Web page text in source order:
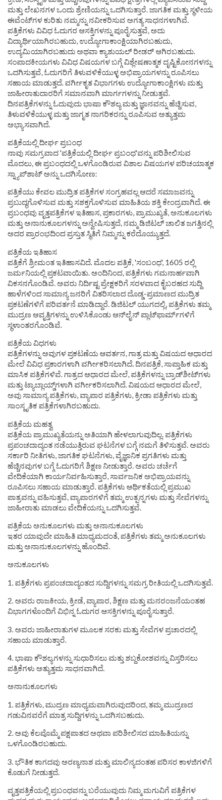
ಮತ್ತು ಲೇಖನಗಳ ಒಂದು ಶ್ರೇಣಿಯನ್ನು ಒದಗಿಸುತ್ತಾರೆ. ಜಾಗತಿಕ ಮತ್ತು ಸ್ಥಳೀಯ
ಈವೆಂಟ್‌ಗಳ ಕುರಿತು ನಮ್ಮನ್ನು ನವೀಕರಿಸುವ ಅಗತ್ಯ ಸಾಧನಗಳಾಗಿವೆ.
ಪತ್ರಿಕೆಗಳು ವಿವಿಧ ಓದುಗರ ಆಸಕ್ತಿಗಳನ್ನು ಪೂರೈಸುತ್ತವೆ, ಅದು
ವಿದ್ಯಾರ್ಥಿಯಾಗಿರಬಹುದು, ಉದ್ಯೋಗಾಕಾಂಕ್ಷಿಯಾಗಿರಬಹುದು,
ಉದ್ಯಮಿಯಾಗಿರಬಹುದು ಅಥವಾ ಕ್ಯಾಶುಯಲ್ ರೀಡರ್ ಆಗಿರಬಹುದು.
ಸಂಪಾದಕೀಯಗಳು ವಿವಿಧ ವಿಷಯಗಳ ಬಗ್ಗೆ ವಿಶ್ಲೇಷಣಾತ್ಮಕ ದೃಷ್ಟಿಕೋನಗಳನ್ನು
ಒದಗಿಸುತ್ತವೆ, ಓದುಗರಿಗೆ ತಿಳುವಳಿಕೆಯುಳ್ಳ ಅಭಿಪ್ರಾಯಗಳನ್ನು ರೂಪಿಸಲು
ಸಹಾಯ ಮಾಡುತ್ತದೆ. ವರ್ಗೀಕೃತ ವಿಭಾಗಗಳು ಉದ್ಯೋಗಾಕಾಂಕ್ಷಿಗಳು ಮತ್ತು
ಜಾಹೀರಾತುದಾರರಿಗೆ ಸಮಾನವಾಗಿ ಮಾರ್ಗಗಳನ್ನು ನೀಡುತ್ತವೆ.
ದಿನಪತ್ರಿಕೆಗಳನ್ನು ಓದುವುದು ಭಾಷಾ ಕೌಶಲ್ಯ ಮತ್ತು ಜ್ಞಾನವನ್ನು ಹೆಚ್ಚಿಸುವ,
ತಿಳುವಳಿಕೆಯುಳ್ಳ ಮತ್ತು ಜಾಗೃತ ನಾಗರಿಕರನ್ನು ರೂಪಿಸುವ ಅತ್ಯುತ್ತಮ
ಅಭ್ಯಾಸವಾಗಿದೆ.
ಪತ್ರಿಕೆಯಲ್ಲಿ ದೀರ್ಘ ಪ್ರಬಂಧ
ನಾವು ಸಮಗ್ರವಾದ 'ಪತ್ರಿಕೆಯಲ್ಲಿ ದೀರ್ಘ ಪ್ರಬಂಧ'ವನ್ನು ಪರಿಶೀಲಿಸುವ
ಮೊದಲು, ಈ ಪ್ರಬಂಧದಲ್ಲಿ ಒಳಗೊಂಡಿರುವ ವಿಶಾಲ ವಿಷಯಗಳ ಪರಿಚಯಾತ್ಮಕ
ಸ್ನ್ಯಾಪ್‌ಶಾಟ್ ಅನ್ನು ಒದಗಿಸೋಣ:
ಪತ್ರಿಕೆಯು ಕೇವಲ ಮುದ್ರಿತ ಪತ್ರಿಕೆಗಳ ಸಂಗ್ರಹವಲ್ಲ ಆದರೆ ಸಮಾಜವನ್ನು
ಪ್ರಬುದ್ಧಗೊಳಿಸುವ ಮತ್ತು ಸಶಕ್ತಗೊಳಿಸುವ ಮಾಹಿತಿಯ ಶಕ್ತಿ ಕೇಂದ್ರವಾಗಿದೆ. ಈ
ಪ್ರಬಂಧವು ವೃತ್ತಪತ್ರಿಕೆಗಳ ಇತಿಹಾಸ, ಪ್ರಕಾರಗಳು, ಪ್ರಾಮುಖ್ಯತೆ, ಅನುಕೂಲಗಳು
ಮತ್ತು ಅನಾನುಕೂಲಗಳನ್ನು ಅನ್ವೇಷಿಸುತ್ತದೆ, ನಮ್ಮ ಡಿಜಿಟಲ್ ಚಾಲಿತ ಜಗತ್ತಿನಲ್ಲಿ
ಅದರ ಪ್ರಾರಂಭದಿಂದ ಪ್ರಸ್ತುತ ಸ್ಥಿತಿಗೆ ನಿಮ್ಮನ್ನು ಕರೆದೊಯ್ಯುತ್ತದೆ.
ಪತ್ರಿಕೆಯ ಇತಿಹಾಸ
ಪತ್ರಿಕೆಗೆ ಶ್ರೀಮಂತ ಇತಿಹಾಸವಿದೆ. ಮೊದಲ ಪತ್ರಿಕೆ, 'ಸಂಬಂಧ', 1605 ರಲ್ಲಿ
ಜರ್ಮನಿಯಲ್ಲಿ ಪ್ರಕಟವಾಯಿತು. ಅಂದಿನಿಂದ, ಪತ್ರಿಕೆಗಳು ಗಮನಾರ್ಹವಾಗಿ
ವಿಕಸನಗೊಂಡಿವೆ. ಅವರು ನಿರ್ದಿಷ್ಟ ಪ್ರೇಕ್ಷಕರಿಗೆ ಸರಳವಾದ ಕೈಬರಹದ ಸುದ್ದಿ
ಹಾಳೆಗಳಿಂದ ಸಾಮಾನ್ಯ ಜನರಿಗೆ ವಿತರಿಸಲಾದ ದೊಡ್ಡ-ಪ್ರಮಾಣದ ಮುದ್ರಿತ
ಪ್ರಕಟಣೆಗಳಿಗೆ ಪರಿವರ್ತನೆ ಮಾಡಿದ್ದಾರೆ. ಡಿಜಿಟಲ್ ಯುಗದಲ್ಲಿ, ಪತ್ರಿಕೆಗಳು ತಮ್ಮ
ಮುದ್ರಣ ಆವೃತ್ತಿಗಳನ್ನು ಉಳಿಸಿಕೊಂಡು ಆನ್‌ಲೈನ್ ಪ್ಲಾಟ್‌ಫಾರ್ಮ್‌ಗಳಿಗೆ
ಸ್ಥಳಾಂತರಗೊಂಡಿವೆ.
ಪತ್ರಿಕೆಯ ವಿಧಗಳು
ಪತ್ರಿಕೆಗಳನ್ನು ಅವುಗಳ ಪ್ರಕಟಣೆಯ ಆವರ್ತನ, ಗಾತ್ರ ಮತ್ತು ವಿಷಯದ ಆಧಾರದ
ಮೇಲೆ ವಿವಿಧ ಪ್ರಕಾರಗಳಾಗಿ ವರ್ಗೀಕರಿಸಲಾಗಿದೆ. ದಿನಪತ್ರಿಕೆ, ಸಾಪ್ತಾಹಿಕ ಮತ್ತು
ಮಾಸಿಕ ಪತ್ರಿಕೆಗಳಿವೆ. ಗಾತ್ರದ ಆಧಾರದ ಮೇಲೆ, ಪತ್ರಿಕೆಗಳನ್ನು ಬ್ರಾಡ್‌ಶೀಟ್‌ಗಳು
ಮತ್ತು ಟ್ಯಾಬ್ಲಾಯ್ಡ್‌ಗಳಾಗಿ ವರ್ಗೀಕರಿಸಲಾಗಿದೆ. ವಿಷಯದ ಆಧಾರದ ಮೇಲೆ,
ಅವು ಸಾಮಾನ್ಯ ಪತ್ರಿಕೆಗಳು, ವ್ಯಾಪಾರ ಪತ್ರಿಕೆಗಳು, ಕ್ರೀಡಾ ಪತ್ರಿಕೆಗಳು ಮತ್ತು
ಸಾಂಸ್ಕೃತಿಕ ಪತ್ರಿಕೆಗಳಾಗಿರಬಹುದು.
ಪತ್ರಿಕೆಯ ಮಹತ್ವ
ಪತ್ರಿಕೆಯ ಪ್ರಾಮುಖ್ಯತೆಯನ್ನು ಅತಿಯಾಗಿ ಹೇಳಲಾಗುವುದಿಲ್ಲ. ಪತ್ರಿಕೆಗಳು
ಪ್ರಪಂಚದಾದ್ಯಂತ ನಡೆಯುತ್ತಿರುವ ಘಟನೆಗಳ ಬಗ್ಗೆ ನಮಗೆ ತಿಳಿಸುತ್ತವೆ. ಅವರು
ಸರ್ಕಾರಿ ನೀತಿಗಳು, ಜಾಗತಿಕ ಘಟನೆಗಳು, ವೈಜ್ಞಾನಿಕ ಪ್ರಗತಿಗಳು ಮತ್ತು
ಹೆಚ್ಚಿನವುಗಳ ಬಗ್ಗೆ ಓದುಗರಿಗೆ ಶಿಕ್ಷಣ ನೀಡುತ್ತಾರೆ. ಅವರು ಚರ್ಚೆಗೆ
ವೇದಿಕೆಯಾಗಿ ಕಾರ್ಯನಿರ್ವಹಿಸುತ್ತಾರೆ, ಸಾರ್ವಜನಿಕ ಅಭಿಪ್ರಾಯವನ್ನು
ರೂಪಿಸಲು ಸಹಾಯ ಮಾಡುತ್ತಾರೆ. ಪತ್ರಿಕೆಗಳು ಆರ್ಥಿಕತೆಯಲ್ಲಿ ಪ್ರಮುಖ
ಪಾತ್ರವನ್ನು ವಹಿಸುತ್ತವೆ, ವ್ಯಾಪಾರಗಳಿಗೆ ತಮ್ಮ ಉತ್ಪನ್ನಗಳು ಮತ್ತು ಸೇವೆಗಳನ್ನು
ಜಾಹೀರಾತು ಮಾಡಲು ವೇದಿಕೆಯನ್ನು ಒದಗಿಸುತ್ತವೆ.
ಪತ್ರಿಕೆಯ ಅನುಕೂಲಗಳು ಮತ್ತು ಅನಾನುಕೂಲಗಳು
ಇತರ ಯಾವುದೇ ಮಾಹಿತಿ ಮಾಧ್ಯಮದಂತೆ, ಪತ್ರಿಕೆಗಳು ತಮ್ಮ ಅನುಕೂಲಗಳು
ಮತ್ತು ಅನಾನುಕೂಲಗಳನ್ನು ಹೊಂದಿವೆ.
ಅನುಕೂಲಗಳು
1. ಪತ್ರಿಕೆಗಳು ಪ್ರಪಂಚದಾದ್ಯಂತದ ಸುದ್ದಿಗಳನ್ನು ಸಮಗ್ರ ರೀತಿಯಲ್ಲಿ ಒದಗಿಸುತ್ತವೆ.
2. ಅವರು ರಾಜಕೀಯ, ಕ್ರೀಡೆ, ವ್ಯಾಪಾರ, ಶಿಕ್ಷಣ ಮತ್ತು ಮನರಂಜನೆಯಂತಹ
ವಿಭಾಗಗಳೊಂದಿಗೆ ವಿಭಿನ್ನ ಓದುಗರ ಆಸಕ್ತಿಗಳನ್ನು ಪೂರೈಸುತ್ತಾರೆ.
3. ಅವರು ಜಾಹೀರಾತುಗಳ ಮೂಲಕ ಸರಕು ಮತ್ತು ಸೇವೆಗಳ ಪ್ರಚಾರದಲ್ಲಿ
ಸಹಾಯ ಮಾಡುತ್ತಾರೆ.
4. ಭಾಷಾ ಕೌಶಲ್ಯಗಳನ್ನು ಸುಧಾರಿಸಲು ಮತ್ತು ಶಬ್ದಕೋಶವನ್ನು ವಿಸ್ತರಿಸಲು
ಪತ್ರಿಕೆಗಳು ಅತ್ಯುತ್ತಮ ಸಾಧನವಾಗಿದೆ.
ಅನಾನುಕೂಲಗಳು
1. ಪತ್ರಿಕೆಗಳು, ಮುದ್ರಣ ಮಾಧ್ಯಮವಾಗಿರುವುದರಿಂದ, ತಮ್ಮ ಮುದ್ರಣದ
ಗಡುವಿನವರೆಗೆ ಮಾತ್ರ ಸುದ್ದಿಗಳನ್ನು ಒದಗಿಸಬಹುದು.
2. ಅವು ಕೆಲವೊಮ್ಮೆ ಪಕ್ಷಪಾತದ ಅಥವಾ ಪರಿಶೀಲಿಸದ ಮಾಹಿತಿಯನ್ನು
ಒಳಗೊಂಡಿರಬಹುದು.
3. ಭೌತಿಕ ಕಾಗದವು ಅರಣ್ಯನಾಶ ಮತ್ತು ಮಾಲಿನ್ಯದಂತಹ ಪರಿಸರ ಕಾಳಜಿಗಳಿಗೆ
ಕೊಡುಗೆ ನೀಡುತ್ತದೆ.
ವೃತ್ತಪತ್ರಿಕೆಯಲ್ಲಿ ಪ್ರಬಂಧವನ್ನು ಬರೆಯುವುದು ನಿಮ್ಮ ಮಗುವಿಗೆ ಪತ್ರಿಕೆಗಳ